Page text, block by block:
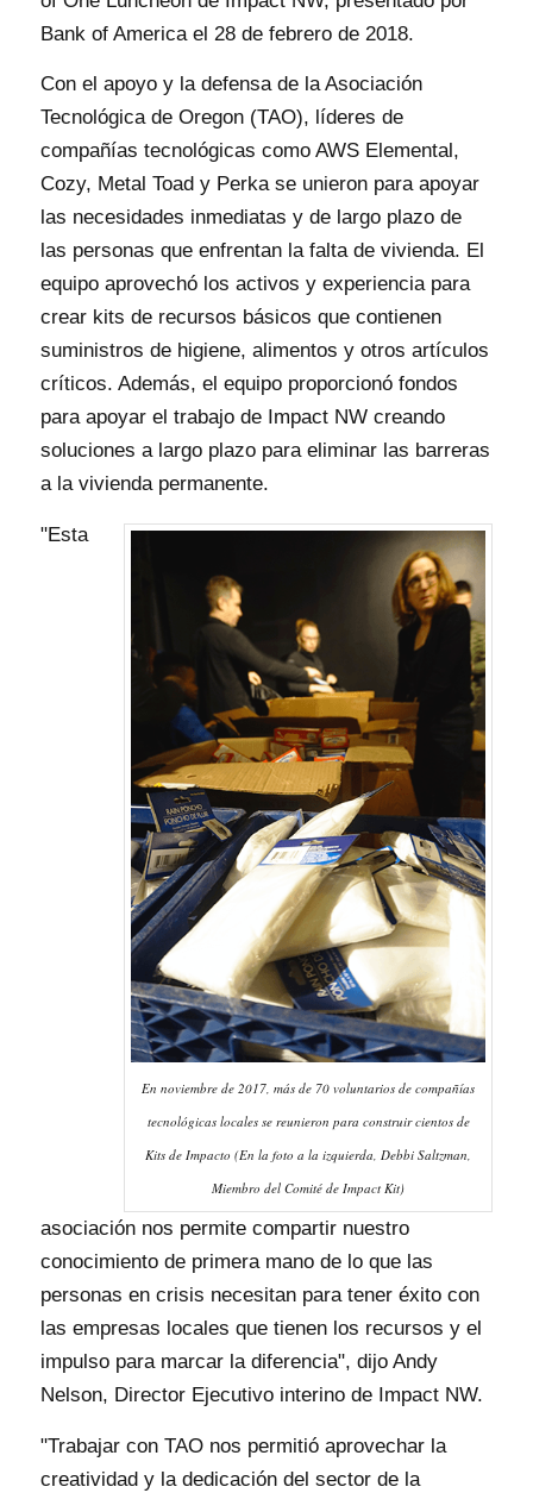
Bank of America el 28 de febrero de 2018.
Con el apoyo y la defensa de la Asociación
Tecnológica de Oregon (TAO), líderes de
compañías tecnológicas como AWS Elemental,
Cozy, Metal Toad y Perka se unieron para apoyar
las necesidades inmediatas y de largo plazo de
las personas que enfrentan la falta de vivienda. El
equipo aprovechó los activos y experiencia para
crear kits de recursos básicos que contienen
suministros de higiene, alimentos y otros artículos
críticos. Además, el equipo proporcionó fondos
para apoyar el trabajo de Impact NW creando
soluciones a largo plazo para eliminar las barreras
a la vivienda permanente.
En noviembre de 2017, más de 70 voluntarios de compañías
tecnológicas locales se reunieron para construir cientos de
Kits de Impacto (En la foto a la izquierda, Debbi Saltzman,
Miembro del Comité de Impact Kit)
"Esta
asociación nos permite compartir nuestro
conocimiento de primera mano de lo que las
personas en crisis necesitan para tener éxito con
las empresas locales que tienen los recursos y el
impulso para marcar la diferencia", dijo Andy
Nelson, Director Ejecutivo interino de Impact NW.
"Trabajar con TAO nos permitió aprovechar la
creatividad y la dedicación del sector de la